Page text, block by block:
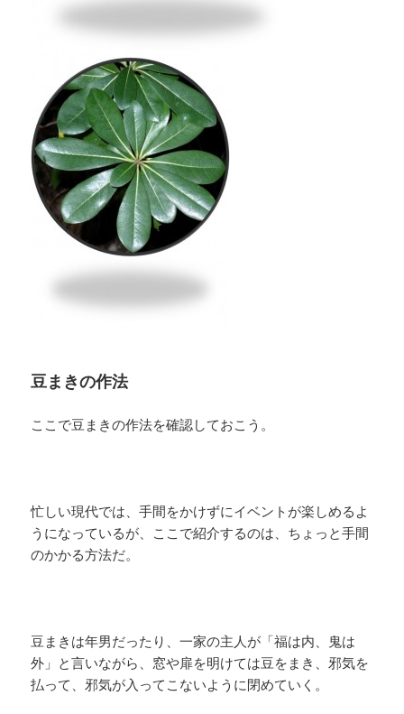
豆まきの作法
ここで豆まきの作法を確認しておこう。
忙しい現代では、手間をかけずにイベントが楽しめるよ
うになっているが、ここで紹介するのは、ちょっと手間
のかかる方法だ。
豆まきは年男だったり、一家の主人が「福は内、鬼は
外」と言いながら、窓や扉を明けては豆をまき、邪気を
払って、邪気が入ってこないように閉めていく。